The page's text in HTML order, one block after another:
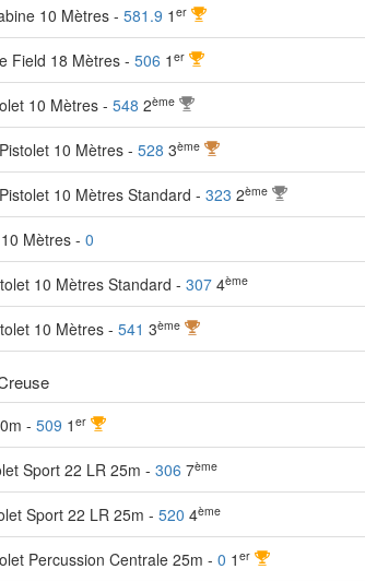
10 Mètres - 581.9 1 er
Field 18 Mètres - 506 1 er
10 Mètres - 548 2ème
10 Mètres - 528 3ème
10 Mètres Standard - 323 2ème
Mètres - 0
10 Mètres Standard - 307 4ème
10 Mètres - 541 3ème
- 509 1 er
Sport 22 LR 25m - 306 7ème
Sport 22 LR 25m - 520 4ème
Percussion Centrale 25m - 0 1 er